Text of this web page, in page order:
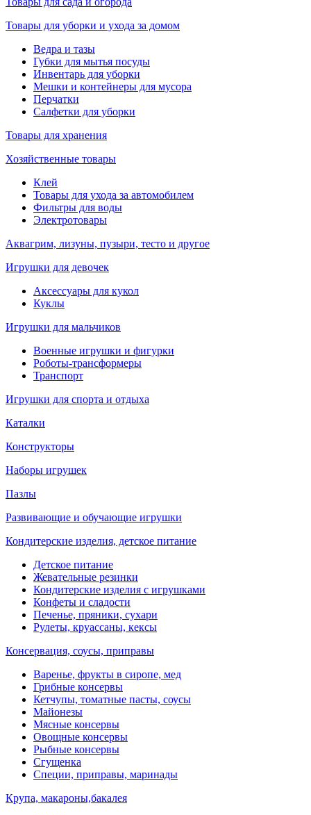
Товары для уборки и ухода за домом
Ведра и тазы
Губки для мытья посуды
Инвентарь для уборки
Мешки и контейнеры для мусора
Перчатки
Салфетки для уборки
Товары для хранения
Хозяйственные товары
Клей
Товары для ухода за автомобилем
Фильтры для воды
Электротовары
Аквагрим, лизуны, пузыри, тесто и другое
Игрушки для девочек
Аксессуары для кукол
Куклы
Игрушки для мальчиков
Военные игрушки и фигурки
Роботы-трансформеры
Транспорт
Игрушки для спорта и отдыха
Каталки
Конструкторы
Наборы игрушек
Пазлы
Развивающие и обучающие игрушки
Кондитерские изделия, детское питание
Детское питание
Жевательные резинки
Кондитерские изделия с игрушками
Конфеты и сладости
Печенье, пряники, сухари
Рулеты, круассаны, кексы
Консервация, соусы, приправы
Варенье, фрукты в сиропе, мед
Грибные консервы
Кетчупы, томатные пасты, соусы
Майонезы
Мясные консервы
Овощные консервы
Рыбные консервы
Сгущенка
Специи, приправы, маринады
Крупа, макароны,бакалея